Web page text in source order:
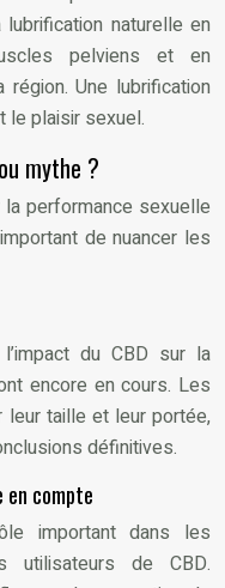
naturelle en
pelviens et en
Une lubrification
le plaisir sexuel.
mythe ?
performance sexuelle
de nuancer les
du CBD sur la
encore en cours. Les
taille et leur portée,
définitives.
en compte
important dans les
utilisateurs de CBD.